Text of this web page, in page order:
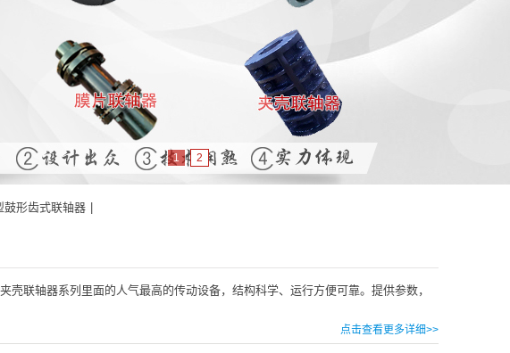
1 2
鼓形齿式联轴器
壳联轴器系列里面的人气最高的传动设备，结构科学、运行方便可靠。提供参数，
点击查看更多详细>>